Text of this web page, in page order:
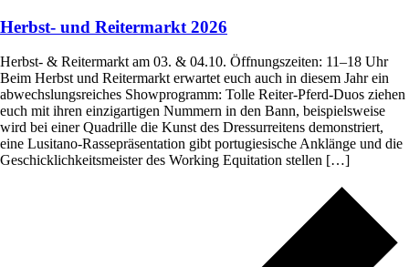
Herbst- und Reitermarkt 2026
Herbst- & Reitermarkt am 03. & 04.10. Öffnungszeiten: 11–18 Uhr
Beim Herbst und Reitermarkt erwartet euch auch in diesem Jahr ein
abwechslungsreiches Showprogramm: Tolle Reiter-Pferd-Duos ziehen
euch mit ihren einzigartigen Nummern in den Bann, beispielsweise
wird bei einer Quadrille die Kunst des Dressurreitens demonstriert,
eine Lusitano-Rassepräsentation gibt portugiesische Anklänge und die
Geschicklichkeitsmeister des Working Equitation stellen […]